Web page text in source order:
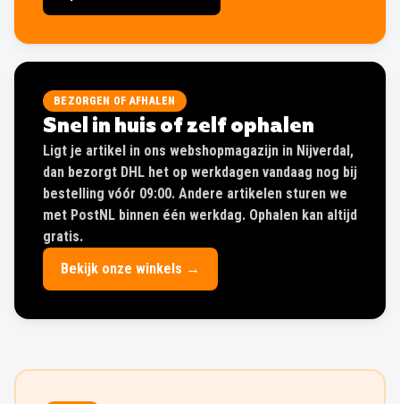
BEZORGEN OF AFHALEN
Snel in huis of zelf ophalen
Ligt je artikel in ons webshopmagazijn in Nijverdal,
dan bezorgt DHL het op werkdagen vandaag nog bij
bestelling vóór 09:00. Andere artikelen sturen we
met PostNL binnen één werkdag. Ophalen kan altijd
gratis.
Bekijk onze winkels →